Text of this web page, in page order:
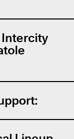
Intercity